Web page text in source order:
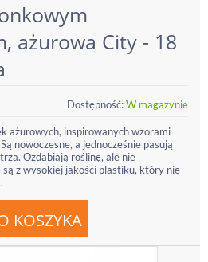
ażurowa City - 18
Dostępność:W magazynie
ażurowych, inspirowanych wzorami
nowoczesne, a jednocześnie pasują
Ozdabiają roślinę, ale nie
z wysokiej jakości plastiku, który nie